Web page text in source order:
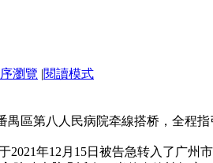
瀏覽 |閱讀模式
區第八人民病院牵線搭桥，全程
2021年12月15日被告急转入了广州市